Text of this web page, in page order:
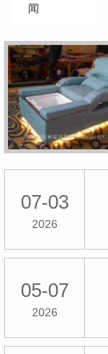
闻
07-03
2026
05-07
2026